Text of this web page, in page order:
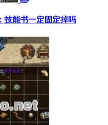
技能书一定固定掉吗